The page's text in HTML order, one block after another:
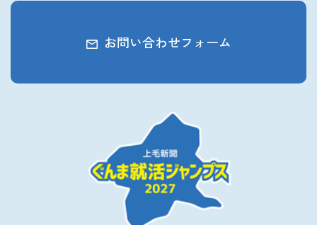
お問い合わせフォーム